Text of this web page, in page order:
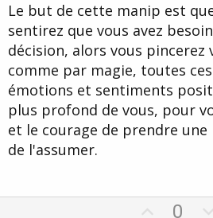
Le but de cette manip est
sentirez que vous avez
décision, alors vous
comme par magie, toutes
émotions et sentiments
plus profond de vous, pour
et le courage de prendre
de l'assumer.
0